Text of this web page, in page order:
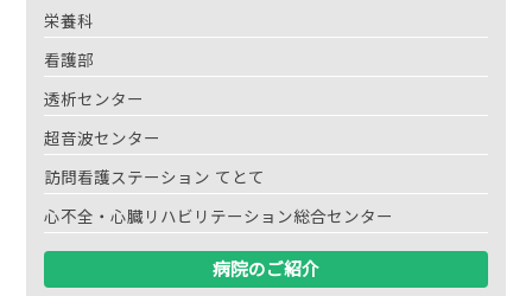
栄養科
看護部
透析センター
超音波センター
訪問看護ステーション てとて
心不全・心臓リハビリテーション総合センター
病院のご紹介